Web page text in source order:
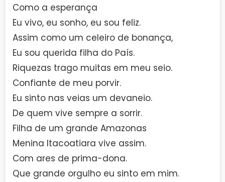
Como a esperança
Eu vivo, eu sonho, eu sou feliz.
Assim como um celeiro de bonança,
Eu sou querida filha do País.
Riquezas trago muitas em meu seio.
Confiante de meu porvir.
Eu sinto nas veias um devaneio.
De quem vive sempre a sorrir.
Filha de um grande Amazonas
Menina Itacoatiara vive assim.
Com ares de prima-dona.
Que grande orgulho eu sinto em mim.